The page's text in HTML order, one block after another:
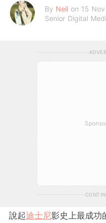
By Neil on 15 Nov
Senior Digital
說起迪士尼影史上最成功